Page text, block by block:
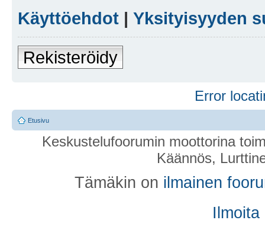
Käyttöehdot | Yksityisyyden
Rekisteröidy
Error
Etusivu
Keskustelufoorumin moottorina
Käännös,
Tämäkin on ilmainen